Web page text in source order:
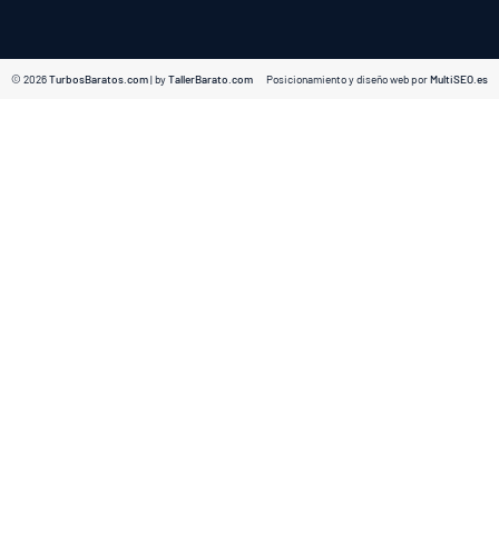
© 2026TurbosBaratos.com| byTallerBarato.com Posicionamiento y diseño web porMultiSEO.es